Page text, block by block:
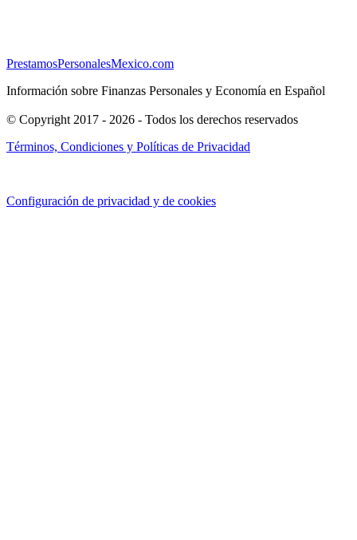
PrestamosPersonalesMexico.com
Información sobre Finanzas Personales y Economía en Español
© Copyright 2017 - 2026 - Todos los derechos reservados
Términos, Condiciones y Políticas de Privacidad
Configuración de privacidad y de cookies